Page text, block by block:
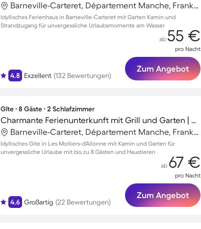
Barneville-Carteret, Département Manche, Frankreich
Idyllisches Ferienhaus in Barneville-Carteret mit Garten Kamin und
Strandzugang für unvergessliche Urlaubsmomente am Wasser
4.8 Exzellent (132 Bewertungen)
ab 55 €
pro Nacht
Zum Angebot
Gîte ∙ 8 Gäste ∙ 2 Schlafzimmer
Charmante Ferienunterkunft mit Grill und Garten | Haustiere sind willkommen
Barneville-Carteret, Département Manche, Frankreich
Idyllisches Gite in Les Moitiers-d'Allonne mit Kamin und Garten für
unvergessliche Urlaube mit bis zu 8 Gästen und Haustieren
4.6 Großartig (22 Bewertungen)
ab 67 €
pro Nacht
Zum Angebot